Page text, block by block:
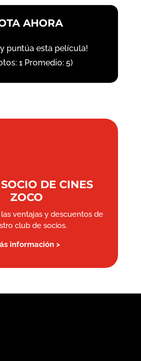
AHORA
y puntúa esta película!
1Promedio: 5)
DE CINES
ZOCO
ventajas y descuentos de
club de socios.
información >